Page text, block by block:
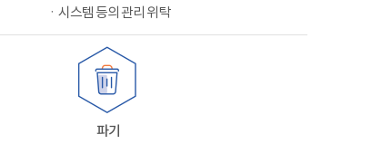
ㆍ시스템 등의 관리 위탁
파기